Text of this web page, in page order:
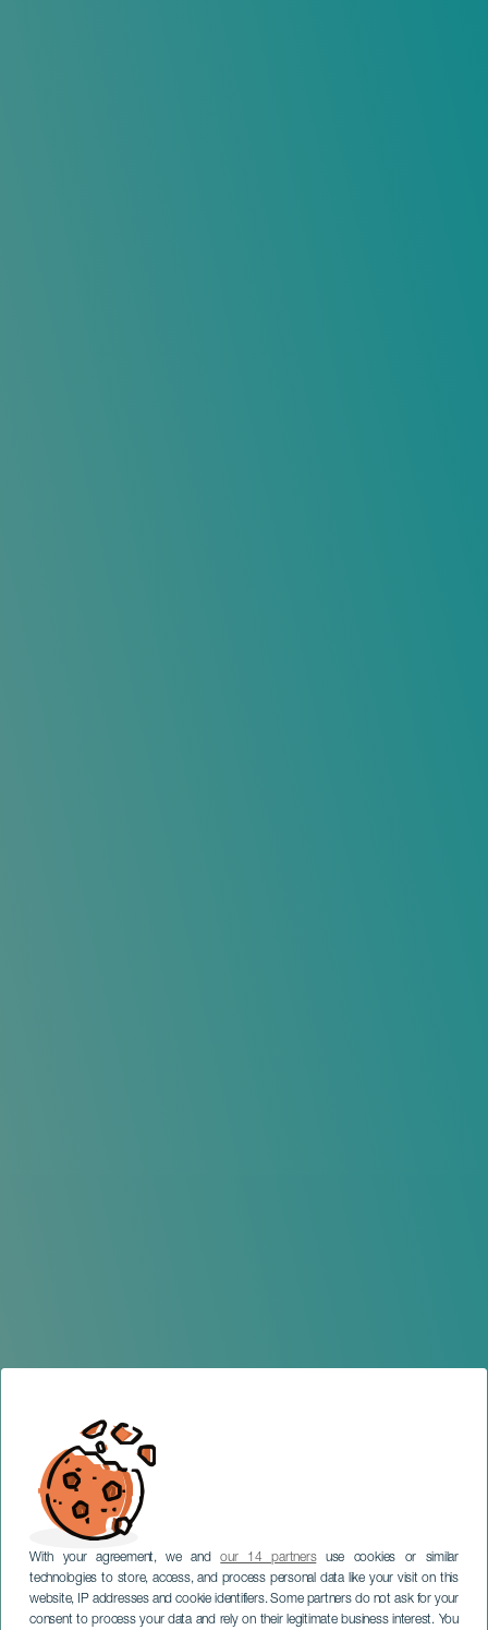
With your agreement, we andour 14 partnersuse cookies or similar
technologies to store, access, and process personal data like your visit on this
website, IP addresses and cookie identifiers. Some partners do not ask for your
consent to process your data and rely on their legitimate business interest. You